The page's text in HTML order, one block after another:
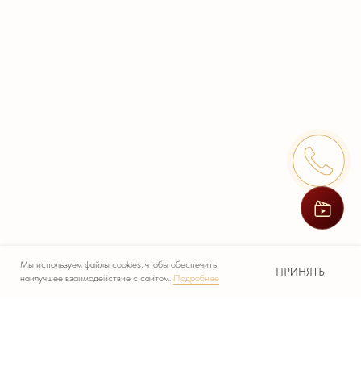
Мы используем файлы cookies, чтобы обеспечить
наилучшее взаимодействие с сайтом. Подробнее
ПРИНЯТЬ